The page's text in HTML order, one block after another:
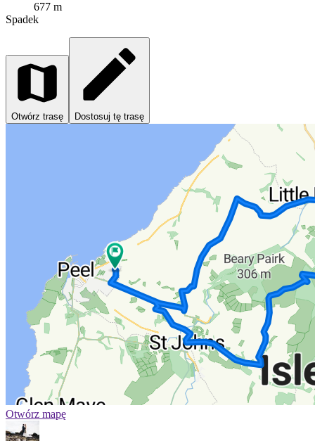
677 m
Spadek
Otwórz trasę Dostosuj tę trasę
Otwórz mapę